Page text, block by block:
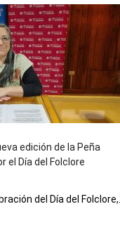
Municipal
celebra
sus
90
años
con
un
Conversatorio
Escritores
Locales
edición de la Peña
el Día del Folclore
del Día del Folclore,...